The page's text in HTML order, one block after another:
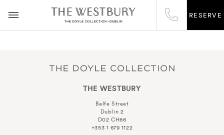
RESERVE
THE WESTBURY
Balfe Street
Dublin 2
D02 CH66
+353 1 679 1122